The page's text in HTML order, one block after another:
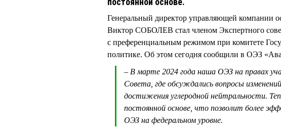
Генеральный директор управляющей компании
Виктор СОБОЛЕВ стал членом Экспертного
с преференциальным режимом при комитете
политике. Об этом сегодня сообщили в ОЭЗ
– В марте 2024 года наша ОЭЗ на правах
Совета, где обсуждались вопросы
достижения углеродной нейтральности.
постоянной основе, что позволит более
ОЭЗ на федеральном уровне.